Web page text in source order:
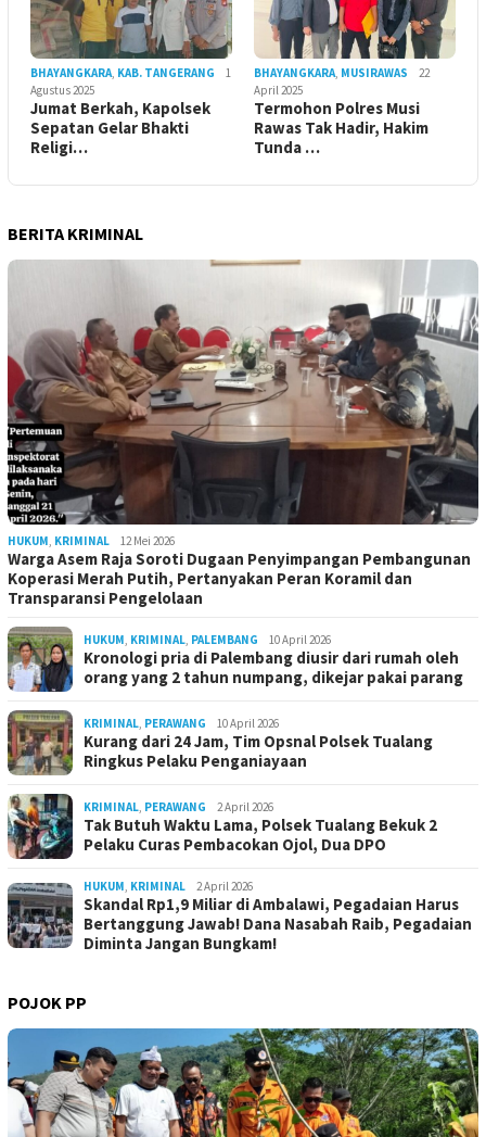
BHAYANGKARA, KAB. TANGERANG
1
Agustus 2025
Jumat Berkah, Kapolsek
Sepatan Gelar Bhakti
Religi…
BHAYANGKARA, MUSIRAWAS
22
April 2025
Termohon Polres Musi
Rawas Tak Hadir, Hakim
Tunda …
BERITA KRIMINAL
HUKUM, KRIMINAL 12 Mei 2026
Warga Asem Raja Soroti Dugaan Penyimpangan Pembangunan
Koperasi Merah Putih, Pertanyakan Peran Koramil dan
Transparansi Pengelolaan
HUKUM, KRIMINAL, PALEMBANG 10 April 2026
Kronologi pria di Palembang diusir dari rumah oleh
orang yang 2 tahun numpang, dikejar pakai parang
KRIMINAL, PERAWANG 10 April 2026
Kurang dari 24 Jam, Tim Opsnal Polsek Tualang
Ringkus Pelaku Penganiayaan
KRIMINAL, PERAWANG 2 April 2026
Tak Butuh Waktu Lama, Polsek Tualang Bekuk 2
Pelaku Curas Pembacokan Ojol, Dua DPO
HUKUM, KRIMINAL 2 April 2026
Skandal Rp1,9 Miliar di Ambalawi, Pegadaian Harus
Bertanggung Jawab! Dana Nasabah Raib, Pegadaian
Diminta Jangan Bungkam!
POJOK PP